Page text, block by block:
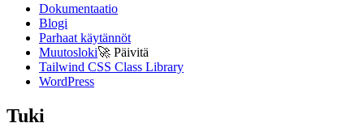
Dokumentaatio
Blogi
Parhaat käytännöt
Muutosloki🚀 Päivitä
Tailwind CSS Class Library
WordPress
Tuki